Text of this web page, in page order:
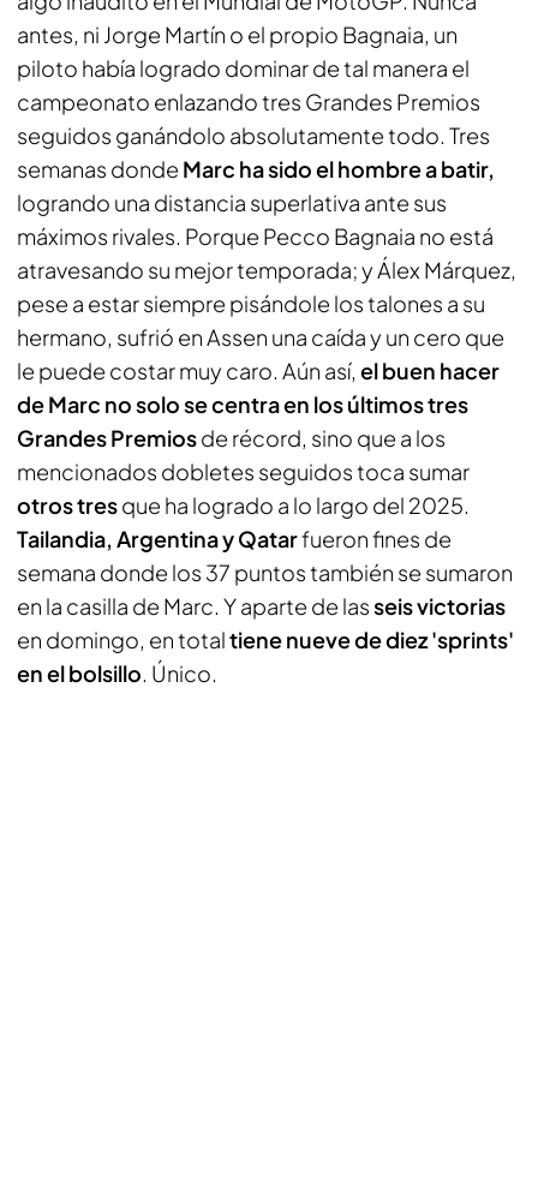
antes, ni Jorge Martín o el propio Bagnaia, un
piloto había logrado dominar de tal manera el
campeonato enlazando tres Grandes Premios
seguidos ganándolo absolutamente todo. Tres
semanas donde Marc ha sido el hombre a batir,
logrando una distancia superlativa ante sus
máximos rivales. Porque Pecco Bagnaia no está
atravesando su mejor temporada; y Álex Márquez,
pese a estar siempre pisándole los talones a su
hermano, sufrió en Assen una caída y un cero que
le puede costar muy caro. Aún así, el buen hacer
de Marc no solo se centra en los últimos tres
Grandes Premiosde récord, sino que a los
mencionados dobletes seguidos toca sumar
otros tresque ha logrado a lo largo del 2025.
Tailandia, Argentina y Qatarfueron fines de
semana donde los 37 puntos también se sumaron
en la casilla de Marc. Y aparte de lasseis victorias
en domingo, en totaltiene nueve de diez 'sprints'
en el bolsillo. Único.